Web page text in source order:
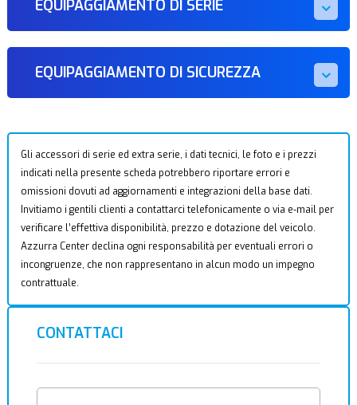
EQUIPAGGIAMENTO DI SERIE
EQUIPAGGIAMENTO DI SICUREZZA
Gli accessori di serie ed extra serie, i dati tecnici, le foto e i prezzi
indicati nella presente scheda potrebbero riportare errori e
omissioni dovuti ad aggiornamenti e integrazioni della base dati.
Invitiamo i gentili clienti a contattarci telefonicamente o via e-mail per
verificare l’effettiva disponibilità, prezzo e dotazione del veicolo.
Azzurra Center declina ogni responsabilità per eventuali errori o
incongruenze, che non rappresentano in alcun modo un impegno
contrattuale.
CONTATTACI